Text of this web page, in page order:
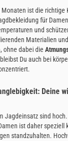
ist die richtige
für
und
Materialien
ohne dabei die
Du auch bei
Deine
Jagdeinsatz sind
ist daher speziell
standzuhalten.